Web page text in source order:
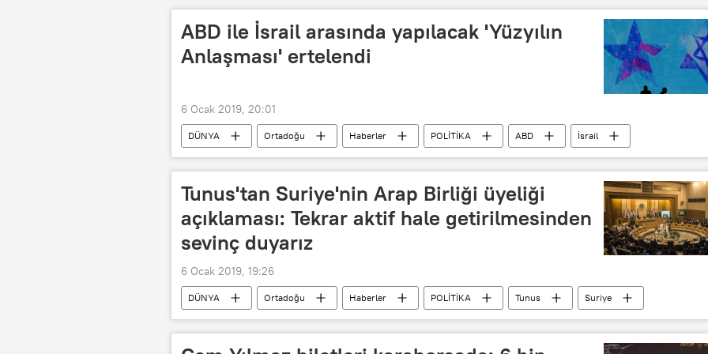
ABD ile İsrail arasında yapılacak 'Yüzyılın
Anlaşması' ertelendi
6 Ocak 2019, 20:01
DÜNYA Ortadoğu Haberler POLİTİKA ABD
İsrail
Filistin
David Friedman John Bolton Jared Kushner
Saib Ureykat
Tunus'tan Suriye'nin Arap Birliği üyeliği
açıklaması: Tekrar aktif hale getirilmesinden
sevinç duyarız
6 Ocak 2019, 19:26
DÜNYA Ortadoğu Haberler POLİTİKA Tunus
Suriye
Lübnan
Cibran Basil Arap Birliği açıklama